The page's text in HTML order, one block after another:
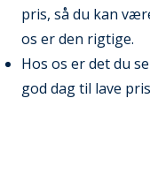
pris, så du kan
os er den rigtige.
Hos os er det du
god dag til lave